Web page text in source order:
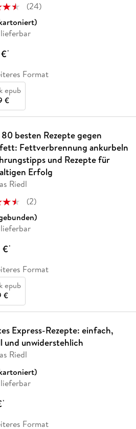
(24)
*
Format
epub
€
besten Rezepte gegen
Fettverbrennung ankurbeln
und Rezepte für
Erfolg
Riedl
(2)
€*
Format
epub
€
Express-Rezepte: einfach,
und unwiderstehlich
Riedl
*
Format